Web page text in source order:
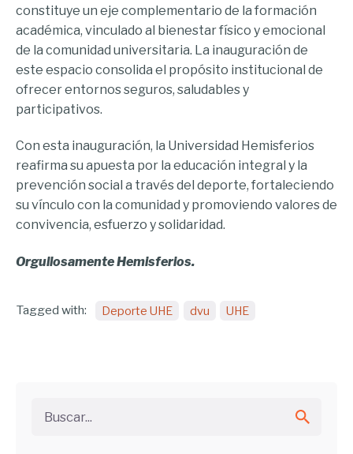
constituye un eje complementario de la formación
académica, vinculado al bienestar físico y emocional
de la comunidad universitaria. La inauguración de
este espacio consolida el propósito institucional de
ofrecer entornos seguros, saludables y
participativos.
Con esta inauguración, la Universidad Hemisferios
reafirma su apuesta por la educación integral y la
prevención social a través del deporte, fortaleciendo
su vínculo con la comunidad y promoviendo valores de
convivencia, esfuerzo y solidaridad.
Orgullosamente Hemisferios.
Tagged with: Deporte UHE dvu UHE